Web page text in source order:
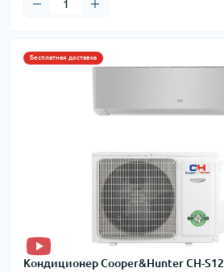
Бесплатная доставка
Кондиционер Cooper&Hunter CH-